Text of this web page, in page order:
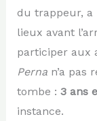
du trappeur, a
lieux avant
participer aux
Pernan’a pas
tombe : 3 ans
instance.